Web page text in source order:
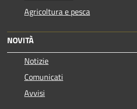
Agricoltura e pesca
NOVITÀ
Notizie
Comunicati
Avvisi